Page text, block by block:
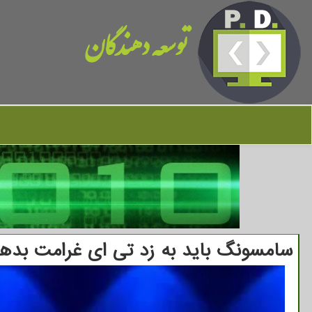
توسعه دهندگان
سامسونگ باید به زد تی ای غرامت